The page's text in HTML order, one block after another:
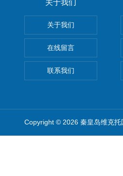
关于我们
关于我们
在线留言
联系我们
Copyright © 2026 秦皇岛维克